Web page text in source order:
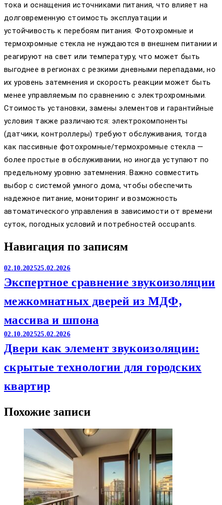
тока и оснащения источниками питания, что влияет на
долговременную стоимость эксплуатации и
устойчивость к перебоям питания. Фотохромные и
термохромные стекла не нуждаются в внешнем питании и
реагируют на свет или температуру, что может быть
выгоднее в регионах с резкими дневными перепадами, но
их уровень затемнения и скорость реакции может быть
менее управляемым по сравнению с электрохромными.
Стоимость установки, замены элементов и гарантийные
условия также различаются: электрокомпоненты
(датчики, контроллеры) требуют обслуживания, тогда
как пассивные фотохромные/термохромные стекла —
более простые в обслуживании, но иногда уступают по
предельному уровню затемнения. Важно совместить
выбор с системой умного дома, чтобы обеспечить
надежное питание, мониторинг и возможность
автоматического управления в зависимости от времени
суток, погодных условий и потребностей occupants.
Навигация по записям
02.10.202525.02.2026
Экспертное сравнение звукоизоляции
межкомнатных дверей из МДФ,
массива и шпона
02.10.202525.02.2026
Двери как элемент звукоизоляции:
скрытые технологии для городских
квартир
Похожие записи